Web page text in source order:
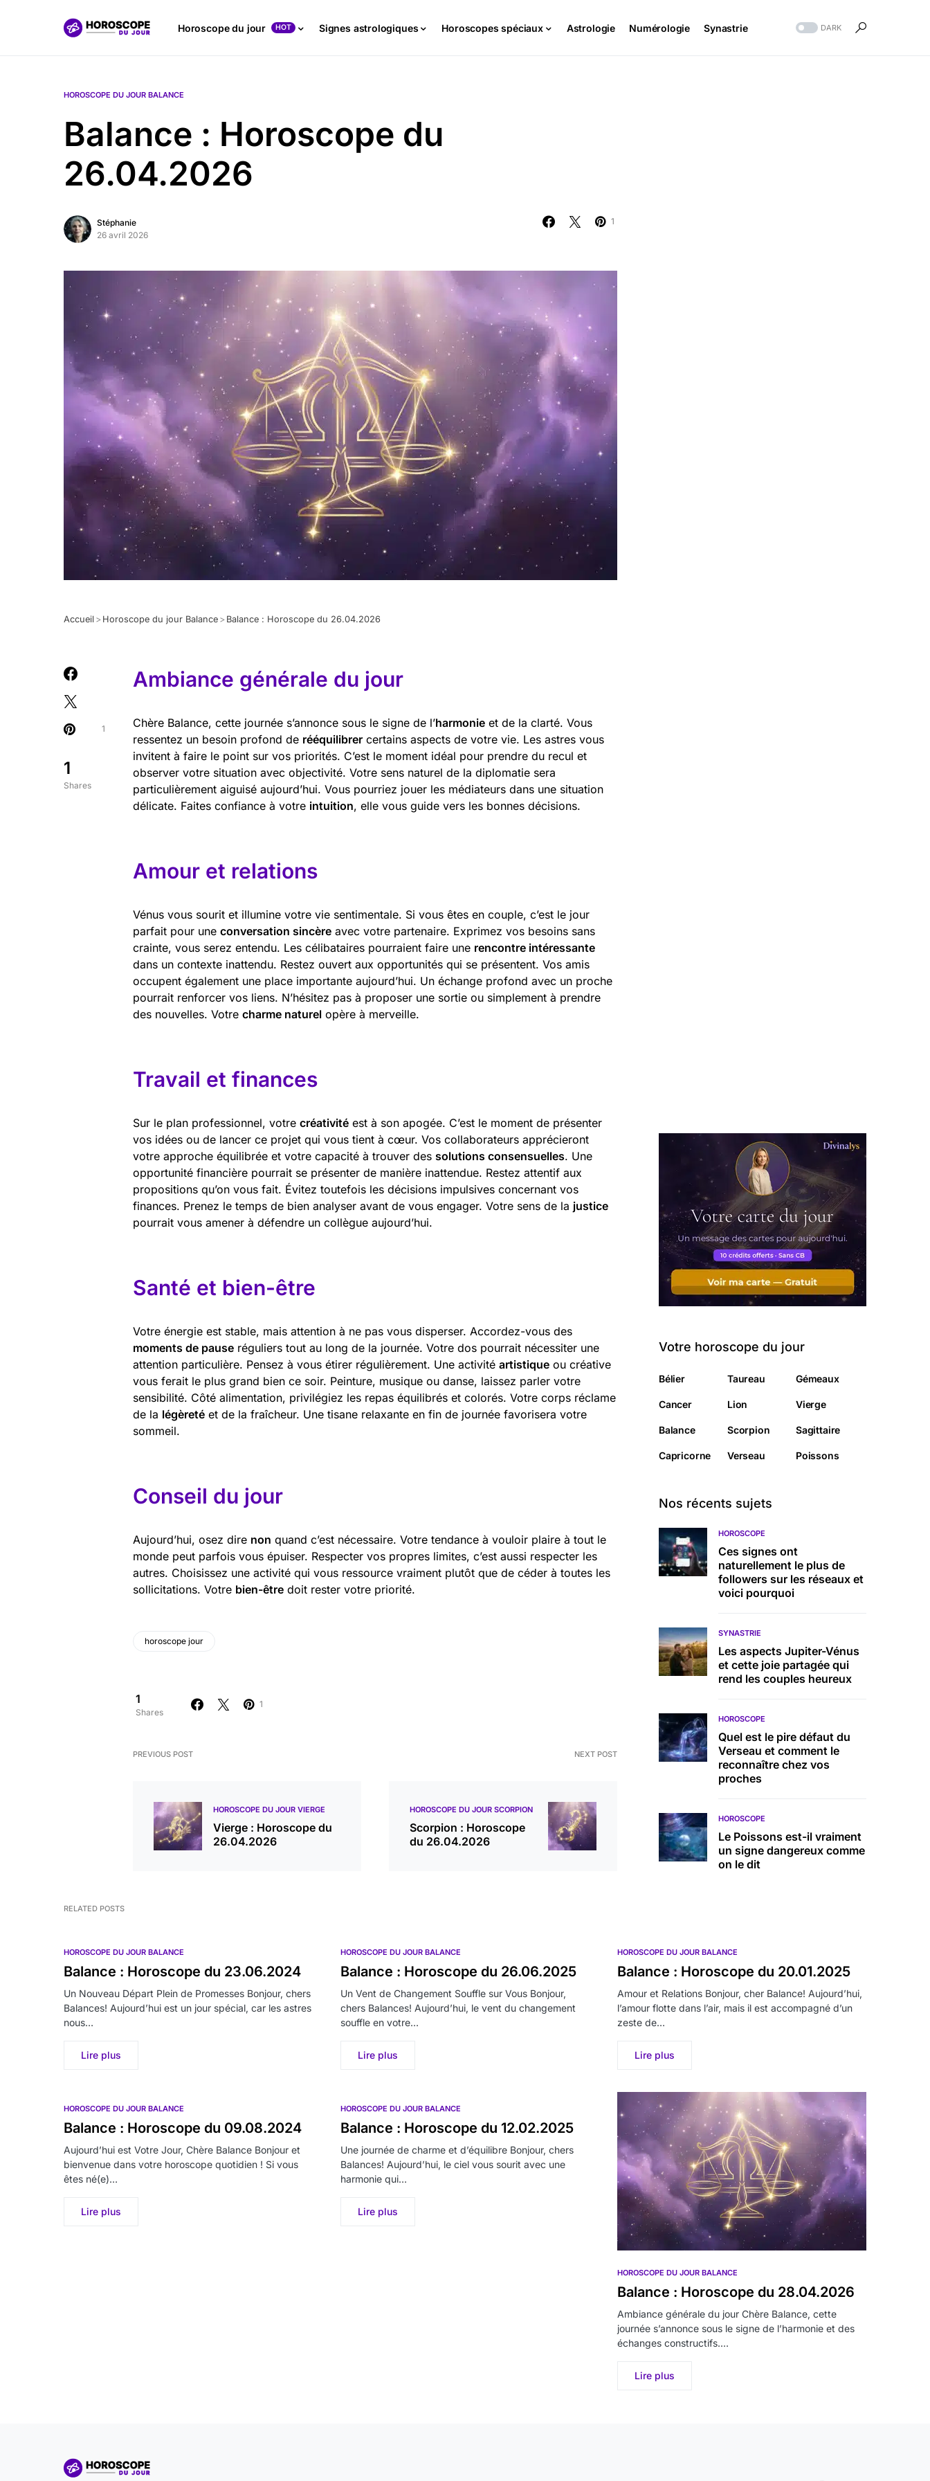
Horoscope du jour HOT Signes astrologiques Horoscopes spéciaux Astrologie Numérologie Synastrie DARK
HOROSCOPE DU JOUR BALANCE
Balance : Horoscope du
26.04.2026
Stéphanie
26 avril 2026
1
Accueil > Horoscope du jour Balance > Balance : Horoscope du 26.04.2026
1
Shares
1
Ambiance générale du jour
Chère Balance, cette journée s’annonce sous le signe de l’harmonie et de la clarté. Vous
ressentez un besoin profond de rééquilibrer certains aspects de votre vie. Les astres vous
invitent à faire le point sur vos priorités. C’est le moment idéal pour prendre du recul et
observer votre situation avec objectivité. Votre sens naturel de la diplomatie sera
particulièrement aiguisé aujourd’hui. Vous pourriez jouer les médiateurs dans une situation
délicate. Faites confiance à votre intuition, elle vous guide vers les bonnes décisions.
Amour et relations
Vénus vous sourit et illumine votre vie sentimentale. Si vous êtes en couple, c’est le jour
parfait pour une conversation sincère avec votre partenaire. Exprimez vos besoins sans
crainte, vous serez entendu. Les célibataires pourraient faire une rencontre intéressante
dans un contexte inattendu. Restez ouvert aux opportunités qui se présentent. Vos amis
occupent également une place importante aujourd’hui. Un échange profond avec un proche
pourrait renforcer vos liens. N’hésitez pas à proposer une sortie ou simplement à prendre
des nouvelles. Votre charme naturel opère à merveille.
Travail et finances
Sur le plan professionnel, votre créativité est à son apogée. C’est le moment de présenter
vos idées ou de lancer ce projet qui vous tient à cœur. Vos collaborateurs apprécieront
votre approche équilibrée et votre capacité à trouver des solutions consensuelles. Une
opportunité financière pourrait se présenter de manière inattendue. Restez attentif aux
propositions qu’on vous fait. Évitez toutefois les décisions impulsives concernant vos
finances. Prenez le temps de bien analyser avant de vous engager. Votre sens de la justice
pourrait vous amener à défendre un collègue aujourd’hui.
Santé et bien-être
Votre énergie est stable, mais attention à ne pas vous disperser. Accordez-vous des
moments de pause réguliers tout au long de la journée. Votre dos pourrait nécessiter une
attention particulière. Pensez à vous étirer régulièrement. Une activité artistique ou créative
vous ferait le plus grand bien ce soir. Peinture, musique ou danse, laissez parler votre
sensibilité. Côté alimentation, privilégiez les repas équilibrés et colorés. Votre corps réclame
de la légèreté et de la fraîcheur. Une tisane relaxante en fin de journée favorisera votre
sommeil.
Conseil du jour
Aujourd’hui, osez dire non quand c’est nécessaire. Votre tendance à vouloir plaire à tout le
monde peut parfois vous épuiser. Respecter vos propres limites, c’est aussi respecter les
autres. Choisissez une activité qui vous ressource vraiment plutôt que de céder à toutes les
sollicitations. Votre bien-être doit rester votre priorité.
horoscope jour
1
Shares
1
PREVIOUS POST
HOROSCOPE DU JOUR VIERGE
Vierge : Horoscope du
26.04.2026
NEXT POST
HOROSCOPE DU JOUR SCORPION
Scorpion : Horoscope
du 26.04.2026
Votre horoscope du jour
Bélier Taureau Gémeaux
Cancer Lion Vierge
Balance Scorpion Sagittaire
Capricorne Verseau Poissons
Nos récents sujets
HOROSCOPE
Ces signes ont
naturellement le plus de
followers sur les réseaux et
voici pourquoi
SYNASTRIE
Les aspects Jupiter-Vénus
et cette joie partagée qui
rend les couples heureux
HOROSCOPE
Quel est le pire défaut du
Verseau et comment le
reconnaître chez vos
proches
HOROSCOPE
Le Poissons est-il vraiment
un signe dangereux comme
on le dit
RELATED POSTS
HOROSCOPE DU JOUR BALANCE
Balance : Horoscope du 23.06.2024
Un Nouveau Départ Plein de Promesses Bonjour, chers
Balances! Aujourd’hui est un jour spécial, car les astres
nous…
Lire plus
HOROSCOPE DU JOUR BALANCE
Balance : Horoscope du 26.06.2025
Un Vent de Changement Souffle sur Vous Bonjour,
chers Balances! Aujourd’hui, le vent du changement
souffle en votre…
Lire plus
HOROSCOPE DU JOUR BALANCE
Balance : Horoscope du 20.01.2025
Amour et Relations Bonjour, cher Balance! Aujourd’hui,
l’amour flotte dans l’air, mais il est accompagné d’un
zeste de…
Lire plus
HOROSCOPE DU JOUR BALANCE
Balance : Horoscope du 09.08.2024
Aujourd’hui est Votre Jour, Chère Balance Bonjour et
bienvenue dans votre horoscope quotidien ! Si vous
êtes né(e)…
Lire plus
HOROSCOPE DU JOUR BALANCE
Balance : Horoscope du 12.02.2025
Une journée de charme et d’équilibre Bonjour, chers
Balances! Aujourd’hui, le ciel vous sourit avec une
harmonie qui…
Lire plus
HOROSCOPE DU JOUR BALANCE
Balance : Horoscope du 28.04.2026
Ambiance générale du jour Chère Balance, cette
journée s’annonce sous le signe de l’harmonie et des
échanges constructifs.…
Lire plus